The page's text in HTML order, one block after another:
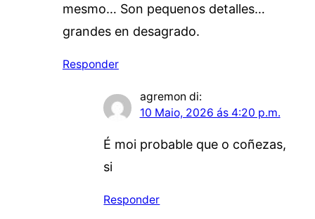
mesmo… Son pequenos detalles…
grandes en desagrado.
Responder
agremon di:
10 Maio, 2026 ás 4:20 p.m.
É moi probable que o coñezas,
si
Responder